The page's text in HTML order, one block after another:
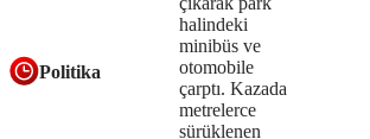
Politika
becausehalindeki
minibüs ve
otomobile
çarptı. Kazada
metrelerce
sürüklenen